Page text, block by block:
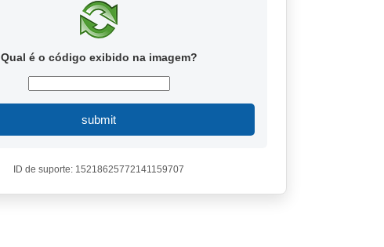
Qual é o código exibido na imagem?
submit
ID de suporte: 15218625772141159707